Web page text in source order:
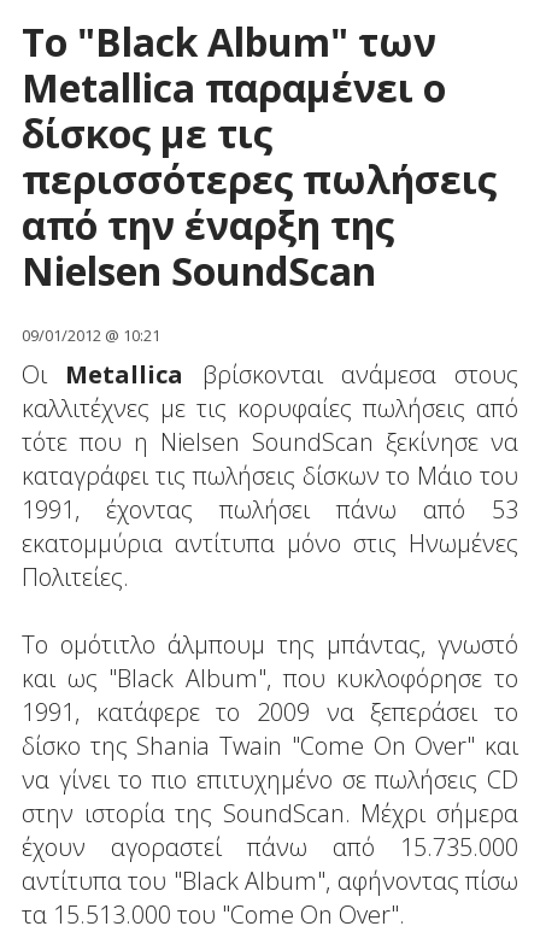
Το "Black Album" των
Metallica παραμένει o
δίσκος με τις
περισσότερες πωλήσεις
από την έναρξη της
Nielsen SoundScan
09/01/2012 @ 10:21
Οι Metallica βρίσκονται ανάμεσα στους
καλλιτέχνες με τις κορυφαίες πωλήσεις από
τότε που η Nielsen SoundScan ξεκίνησε να
καταγράφει τις πωλήσεις δίσκων το Μάιο του
1991, έχοντας πωλήσει πάνω από 53
εκατομμύρια αντίτυπα μόνο στις Ηνωμένες
Πολιτείες.
Το ομότιτλο άλμπουμ της μπάντας, γνωστό
και ως "Black Album", που κυκλοφόρησε το
1991, κατάφερε το 2009 να ξεπεράσει το
δίσκο της Shania Twain "Come On Over" και
να γίνει το πιο επιτυχημένο σε πωλήσεις CD
στην ιστορία της SoundScan. Μέχρι σήμερα
έχουν αγοραστεί πάνω από 15.735.000
αντίτυπα του "Black Album", αφήνοντας πίσω
τα 15.513.000 του "Come On Over".